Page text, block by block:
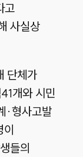
고
사실상
단체가
개와 시민
·형사고발
들의